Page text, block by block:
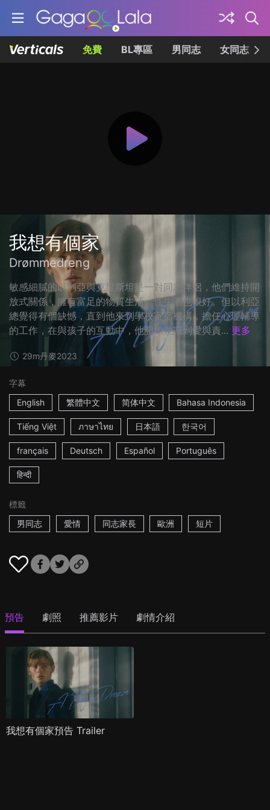
免費 BL專區 男同志 女同志
我想有個家
Drømmedreng
敏感細膩的以利亞與克里斯坦是一對同志伴侶，他們維持開
放式關係，擁有富足的物質生活、性生活也很好。但以利亞
總覺得有個缺憾，直到他來到學校寄宿機構，擔任心理輔導
的工作，在與孩子的互動中，他開始意識到愛與責... 更多
29m丹麥2023
字幕
English
繁體中文 简体中文 Bahasa Indonesia
Tiếng Việt ภาษาไทย 日本語 한국어
français Deutsch Español Português
हिन्दी
標籤
男同志
愛情 同志家長 歐洲 短片
預告 劇照 推薦影片 劇情介紹
我想有個家預告 Trailer